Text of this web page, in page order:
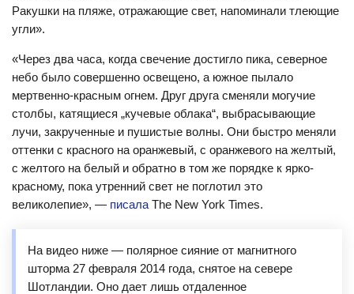
Ракушки на пляже, отражающие свет, напоминали тлеющие
угли».
«Через два часа, когда свечение достигло пика, северное
небо было совершенно освещено, а южное пылало
мертвенно-красным огнем. Друг друга сменяли могучие
столбы, катящиеся „кучевые облака“, выбрасывающие
лучи, закрученные и пушистые волны. Они быстро меняли
оттенки с красного на оранжевый, с оранжевого на желтый,
с желтого на белый и обратно в том же порядке к ярко-
красному, пока утренний свет не поглотил это
великолепие», — писала The New York Times.
На видео ниже — полярное сияние от магнитного
шторма 27 февраля 2014 года, снятое на севере
Шотландии. Оно дает лишь отдаленное